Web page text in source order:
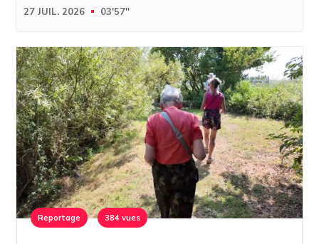
27 JUIL. 2026 03'57''
Reportage 384 vues